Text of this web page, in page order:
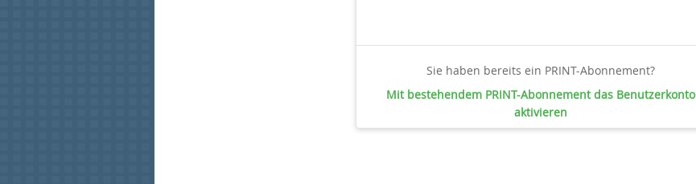
Sie haben bereits ein PRINT-Abonnement?
Mit bestehendem PRINT-Abonnement das Benutzerkonto
aktivieren